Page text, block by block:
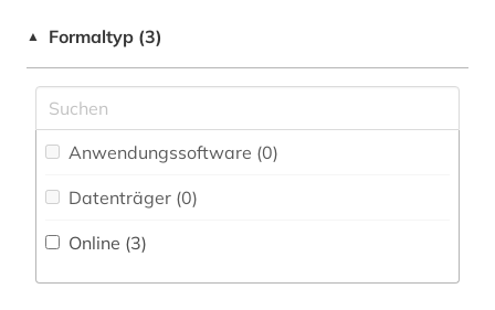
▲ Formaltyp (3)
Anwendungssoftware (0)
Datenträger (0)
Online (3)